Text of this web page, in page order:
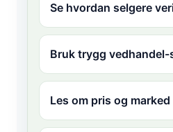
Se hvordan selgere
Bruk trygg
Les om pris og marked